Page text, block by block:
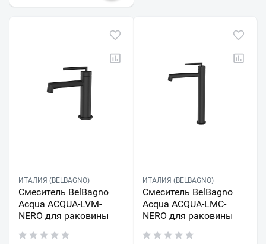
ИТАЛИЯ (BELBAGNO)
Смеситель BelBagno
Acqua ACQUA-LVM-
NERO для раковины
ИТАЛИЯ (BELBAGNO)
Смеситель BelBagno
Acqua ACQUA-LMC-
NERO для раковины